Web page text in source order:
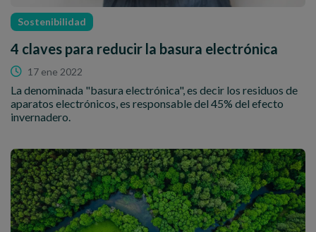
Sostenibilidad
4 claves para reducir la basura electrónica
17 ene 2022
La denominada "basura electrónica", es decir los residuos de
aparatos electrónicos, es responsable del 45% del efecto
invernadero.